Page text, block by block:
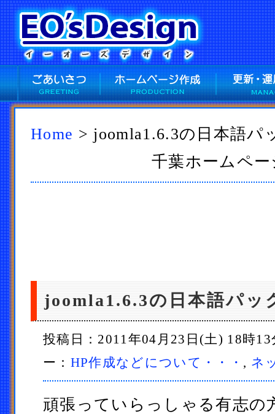
Home > joomla1.6.3の日本語パ
千葉ホームペー
joomla1.6.3の日本語パッ
投稿日：2011年04月23日(土) 18時
ー： HP作成などについて・・・ , ネ
頑張っていらっしゃる有志の